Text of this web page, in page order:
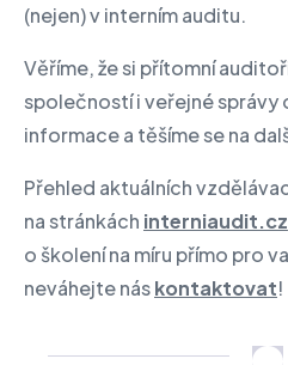
(nejen) v interním auditu.
Věříme, že si přítomní
společností i veřejné správy
informace a těšíme se na
Přehled aktuálních
na stránkách interniaudit.cz
o školení na míru přímo pro
neváhejte náskontaktovat!